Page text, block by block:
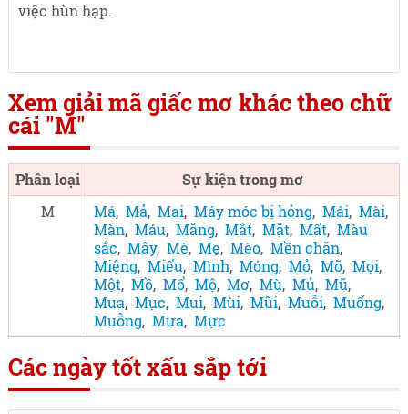
việc hùn hạp.
Xem giải mã giấc mơ khác theo chữ
cái "M"
Phân loại
Sự kiện trong mơ
M
Má, Mả, Mai, Máy móc bị hỏng, Mái, Mài,
Màn, Máu, Măng, Mắt, Mặt, Mất, Màu
sắc, Mây, Mè, Mẹ, Mèo, Mền chăn,
Miệng, Miếu, Mình, Móng, Mỏ, Mõ, Mọi,
Một, Mồ, Mổ, Mộ, Mơ, Mù, Mủ, Mũ,
Mua, Mục, Mui, Mùi, Mũi, Muỗi, Muống,
Muỗng, Mưa, Mực
Các ngày tốt xấu sắp tới